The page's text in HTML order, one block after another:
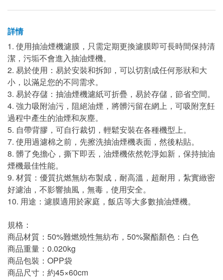
詳情
1. 使用抽油煙機濾膜，只需定期更換濾膜即可長時間保持清
潔，污垢不會進入抽油煙機。
2. 易於使用：易於安裝和拆卸，可以切割成任何形狀和大
小，以滿足您的不同需求。
3. 易於存儲：抽油煙機濾紙可折疊，易於存儲，節省空間。
4. 強力吸附油污，阻絕油煙，將髒污留在網上，可吸附烹飪
過程中產生的油煙和灰塵。
5. 自帶背膠，可自行裁切，輕鬆安裝在各種機型上。
7. 使用過濾棉之前，先擦洗抽油煙機表面，然後粘貼。
8. 髒了免擔心，撕下即丟，油煙機依然乾淨如新，保持抽油
煙機最佳性能。
9. 材質：優質抗燃無紡布製成，耐高溫，超耐用，紮實緻密
好濾油，不影響抽風，無毒，使用安全。
10. 用途：濾膜適用於家庭，飯店等大多數抽油煙機。
規格：
商品材質：50%難燃燒性無紡布，50%聚酯顏色：白色
商品重量：0.020kg
商品包裝：OPP袋
商品尺寸：約45×60cm